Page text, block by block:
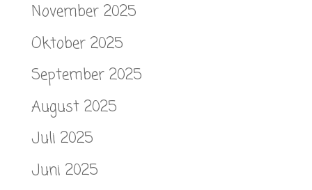
November 2025
Oktober 2025
September 2025
August 2025
Juli 2025
Juni 2025